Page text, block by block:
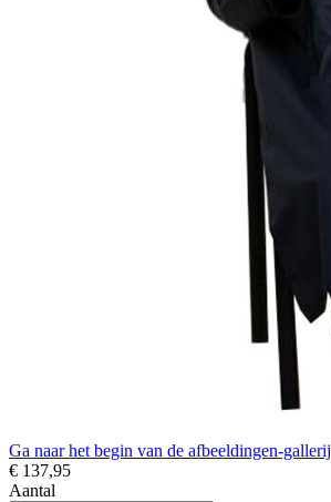
Ga naar het begin van de afbeeldingen-gallerij
€ 137,95
Aantal